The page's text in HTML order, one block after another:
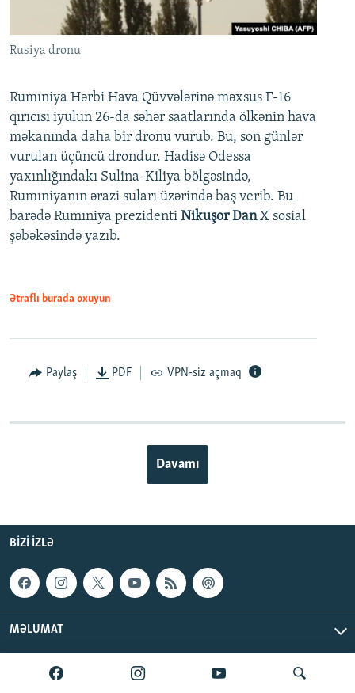
Rusiya dronu
Rumıniya Hərbi Hava Qüvvələrinə məxsus F-16
qırıcısı iyulun 26-da səhər saatlarında ölkənin hava
məkanında daha bir dronu vurub. Bu, son günlər
vurulan üçüncü drondur. Hadisə Odessa
yaxınlığındakı Sulina-Kiliya bölgəsində,
Rumıniyanın ərazi suları üzərində baş verib. Bu
barədə Rumıniya prezidenti Nikuşor DanX sosial
şəbəkəsində yazıb.
Ətraflı burada oxuyun
Paylaş PDF VPN-siz açmaq
Davamı
BIZI IZLƏ
MƏLUMAT
AzadlıqRadiosu © 2026 Inc. | Bütün hüquqlar qorunur